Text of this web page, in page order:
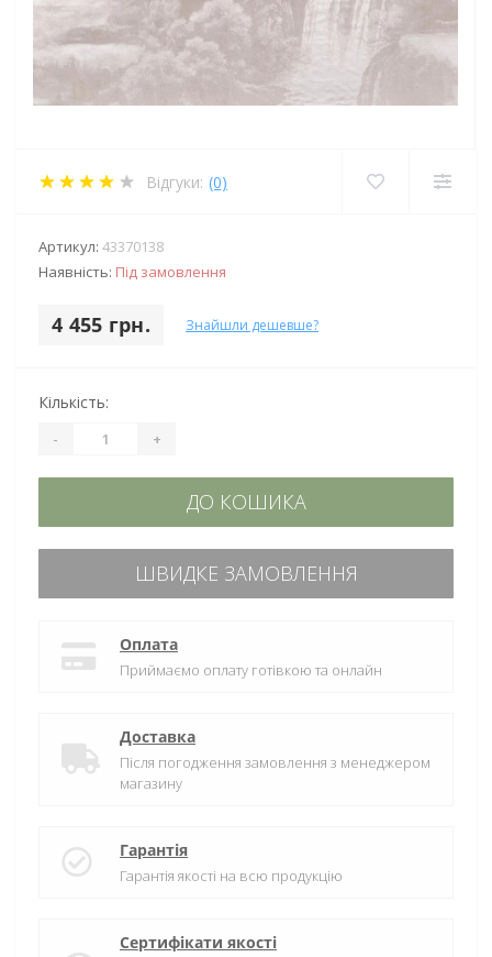
Відгуки: (0)
Артикул: 43370138
Наявність: Під замовлення
4 455 грн. Знайшли дешевше?
Кількість:
- +
ДО КОШИКА
ШВИДКЕ ЗАМОВЛЕННЯ
Оплата
Приймаємо оплату готівкою та онлайн
Доставка
Після погодження замовлення з менеджером
магазину
Гарантія
Гарантія якості на всю продукцію
Сертифікати якості